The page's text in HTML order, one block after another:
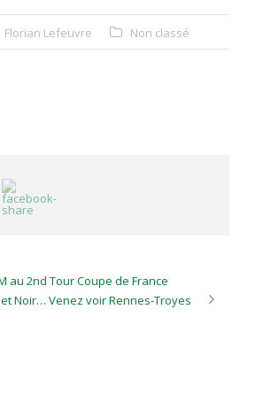
Florian Lefeuvre Non classé
au 2nd Tour Coupe de France
et Noir… Venez voir Rennes-Troyes